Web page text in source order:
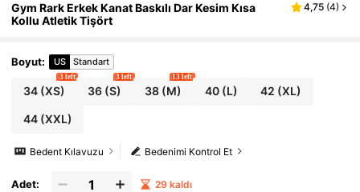
Gym Rark Erkek Kanat Baskılı Dar Kesim Kısa
Kollu Atletik Tişört
4,75 (4)
Boyut: US Standart
34(XS)
3 left
36 (S)
3 left
38(M)
13 left
40(L) 42 (XL)
44(XXL)
Bedenimi Kontrol Et
Bedent Kılavuzu
Adet: 29 kaldı